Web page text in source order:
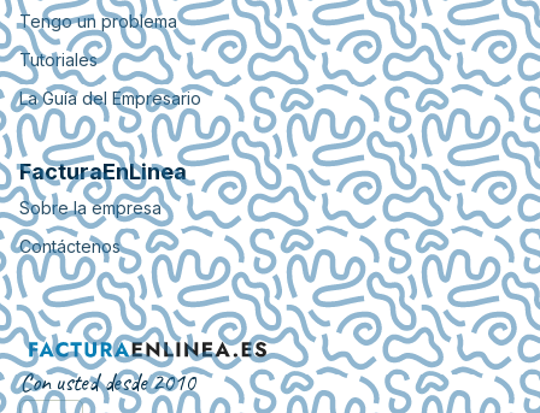
Tengo un problema
Tutoriales
La Guía del Empresario
FacturaEnLinea
Sobre la empresa
Contáctenos
Con usted desde 2010